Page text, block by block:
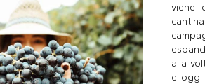
viene
alla
e oggi